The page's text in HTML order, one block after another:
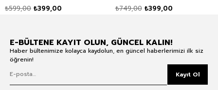
₺399,00
₺599,00 ₺399,00
₺749,00
E-BÜLTENE KAYIT OLUN, GÜNCEL KALIN!
Haber bültenimize kolayca kaydolun, en güncel haberlerimizi ilk siz
öğrenin!
Kayıt Ol